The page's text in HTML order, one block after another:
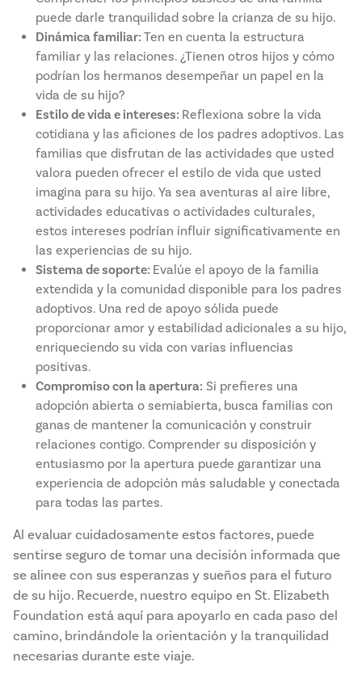
puede darle tranquilidad sobre la crianza de su hijo.
Dinámica familiar: Ten en cuenta la estructura
familiar y las relaciones. ¿Tienen otros hijos y cómo
podrían los hermanos desempeñar un papel en la
vida de su hijo?
Estilo de vida e intereses: Reflexiona sobre la vida
cotidiana y las aficiones de los padres adoptivos. Las
familias que disfrutan de las actividades que usted
valora pueden ofrecer el estilo de vida que usted
imagina para su hijo. Ya sea aventuras al aire libre,
actividades educativas o actividades culturales,
estos intereses podrían influir significativamente en
las experiencias de su hijo.
Sistema de soporte: Evalúe el apoyo de la familia
extendida y la comunidad disponible para los padres
adoptivos. Una red de apoyo sólida puede
proporcionar amor y estabilidad adicionales a su hijo,
enriqueciendo su vida con varias influencias
positivas.
Compromiso con la apertura: Si prefieres una
adopción abierta o semiabierta, busca familias con
ganas de mantener la comunicación y construir
relaciones contigo. Comprender su disposición y
entusiasmo por la apertura puede garantizar una
experiencia de adopción más saludable y conectada
para todas las partes.
Al evaluar cuidadosamente estos factores, puede
sentirse seguro de tomar una decisión informada que
se alinee con sus esperanzas y sueños para el futuro
de su hijo. Recuerde, nuestro equipo en St. Elizabeth
Foundation está aquí para apoyarlo en cada paso del
camino, brindándole la orientación y la tranquilidad
necesarias durante este viaje.